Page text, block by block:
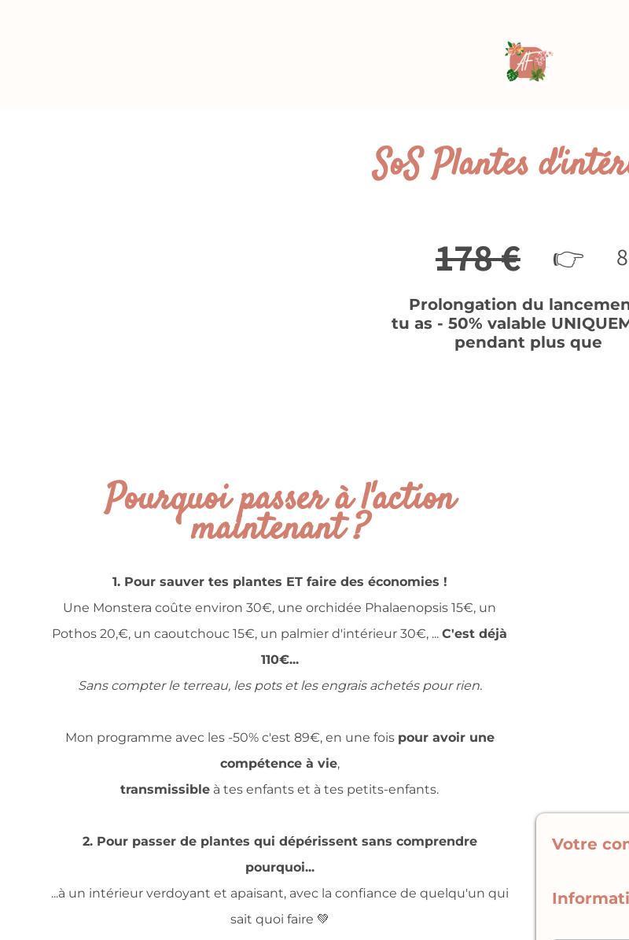
SoS Plantes
178 € 👉
Prolongation du
tu as - 50% valable
pendant plus que
Pourquoi passer à l'action
maintenant ?
1. Pour sauver tes plantes ET faire des économies !
Une Monstera coûte environ 30€, une orchidée Phalaenopsis 15€, un
Pothos 20,€, un caoutchouc 15€, un palmier d'intérieur 30€, ...C'est déjà
110€...
Sans compter le terreau, les pots et les engrais achetés pour rien.
Mon programme avec les -50% c'est 89€, en une fois pour avoir une
compétence à vie,
transmissible à tes enfants et à tes petits-enfants.
2. Pour passer de plantes qui dépérissent sans comprendre
pourquoi...
...à un intérieur verdoyant et apaisant, avec la confiance de quelqu'un qui
sait quoi faire 💚
Votre